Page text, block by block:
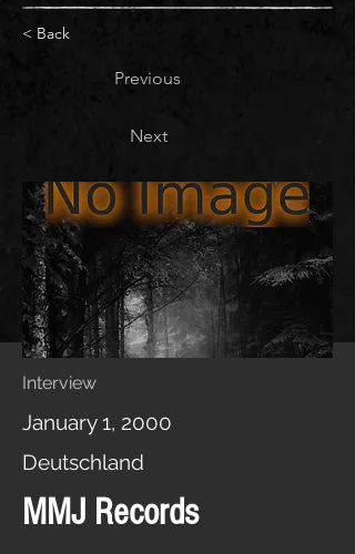
< Back
Previous
Next
Interview
January 1, 2000
Deutschland
MMJ Records